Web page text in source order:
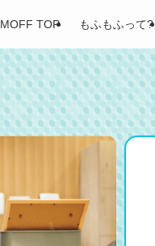
MOFF TOP もふもふって?